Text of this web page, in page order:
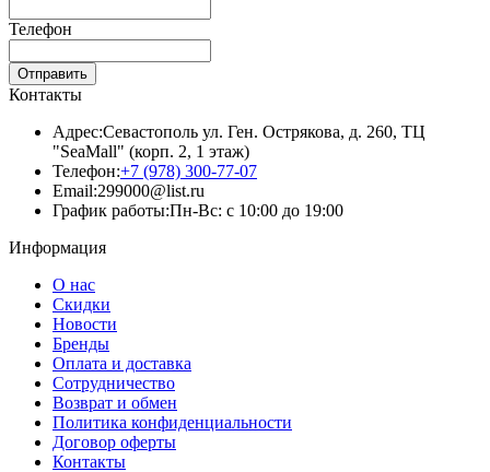
Телефон
Отправить
Контакты
Адрес:Севастополь ул. Ген. Острякова, д. 260, ТЦ
"SeaMall" (корп. 2, 1 этаж)
Телефон:+7 (978) 300-77-07
Email:299000@list.ru
График работы:Пн-Вс: с 10:00 до 19:00
Информация
О нас
Скидки
Новости
Бренды
Оплата и доставка
Сотрудничество
Возврат и обмен
Политика конфиденциальности
Договор оферты
Контакты